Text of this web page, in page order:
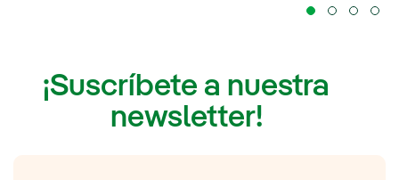
¡Suscríbete a nuestra
newsletter!